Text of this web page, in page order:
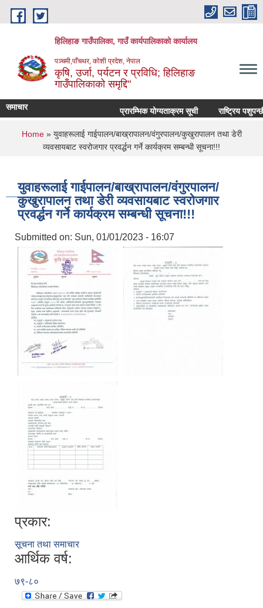
Skip to main content
हिलिहाङ गाउँपालिका, गाउँ कार्यपालिकाको कार्यालय
पञ्चमी,पाँचथर, कोशी प्रदेश, नेपाल
कृषि, उर्जा, पर्यटन र प्रविधि; हिलिहाङ
गाउँपालिकाको समृद्दि"
समाचार प्रारम्भिक योग्यताक्रम सूची राष्ट्रिय
You are here
Home» युवाहरूलाई गाईपालन/बाख्रापालन/वंगुरपालन/कुखुरापालन तथा डेरी
व्यवसायबाट स्वरोजगार प्रवर्द्धन गर्ने कार्यक्रम सम्बन्धी सूचना!!!
युवाहरूलाई गाईपालन/बाख्रापालन/वंगुरपालन/
कुखुरापालन तथा डेरी व्यवसायबाट स्वरोजगार
प्रवर्द्धन गर्ने कार्यक्रम सम्बन्धी सूचना!!!
Submitted on: Sun, 01/01/2023 - 16:07
प्रकार:
सूचना तथा समाचार
आर्थिक वर्ष:
७९-८०